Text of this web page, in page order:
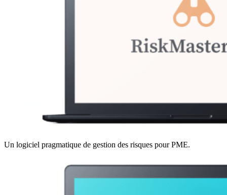
Un logiciel pragmatique de gestion des risques pour PME.